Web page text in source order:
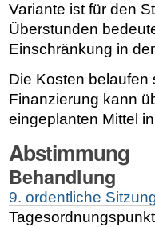
Variante ist für den
Überstunden
Einschränkung in
Die Kosten belaufen
Finanzierung kann
eingeplanten Mittel
Abstimmung
Behandlung
9. ordentliche